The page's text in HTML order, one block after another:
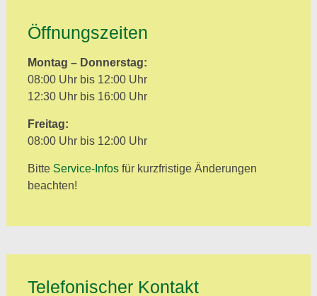
Öffnungszeiten
Montag – Donnerstag:
08:00 Uhr bis 12:00 Uhr
12:30 Uhr bis 16:00 Uhr
Freitag:
08:00 Uhr bis 12:00 Uhr
Bitte Service-Infosfür kurzfristige Änderungen
beachten!
Telefonischer Kontakt